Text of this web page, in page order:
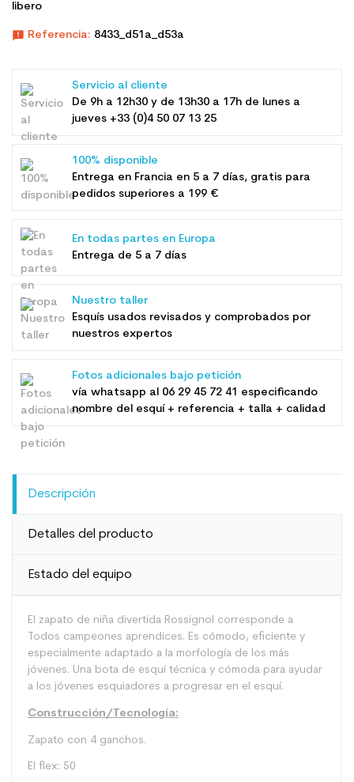
libero
announcement Referencia: 8433_d51a_d53a
Servicio al cliente
De 9h a 12h30 y de 13h30 a 17h de lunes a
jueves +33 (0)4 50 07 13 25
100% disponible
Entrega en Francia en 5 a 7 días, gratis para
pedidos superiores a 199 €
En todas partes en Europa
Entrega de 5 a 7 días
Nuestro taller
Esquís usados ​​revisados ​​y comprobados por
nuestros expertos
Fotos adicionales bajo petición
vía whatsapp al 06 29 45 72 41 especificando
nombre del esquí + referencia + talla + calidad
Descripción
Detalles del producto
Estado del equipo
El zapato de niña divertida Rossignol corresponde a
Todos campeones aprendices. Es cómodo, eficiente y
especialmente adaptado a la morfología de los más
jóvenes. Una bota de esquí técnica y cómoda para ayudar
a los jóvenes esquiadores a progresar en el esquí.
Construcción/Tecnología:
Zapato con 4 ganchos.
El flex: 50